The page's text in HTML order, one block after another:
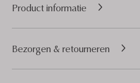
Product informatie
Bezorgen & retourneren